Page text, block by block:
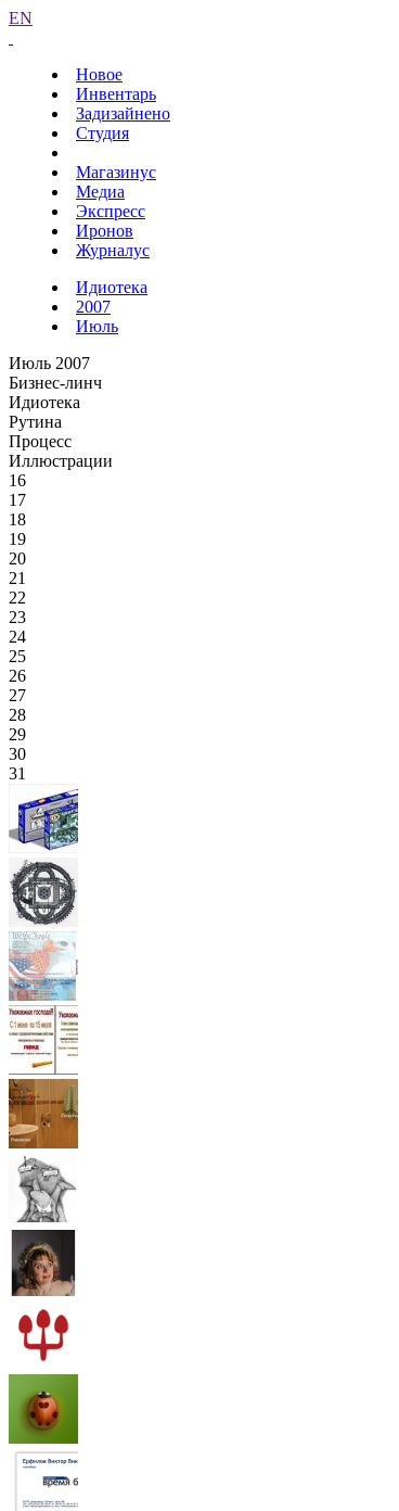
EN
Новое
Инвентарь
Задизайнено
Студия
Магазинус
Медиа
Экспресс
Иронов
Журналус
Идиотека
2007
Июль
Июль 2007
Бизнес-линч
Идиотека
Рутина
Процесс
Иллюстрации
16
17
18
19
20
21
22
23
24
25
26
27
28
29
30
31